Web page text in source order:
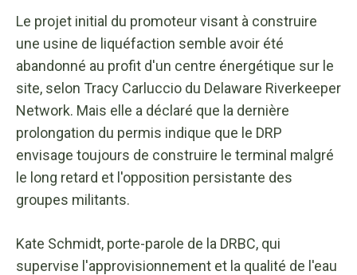
Le projet initial du promoteur visant à construire
une usine de liquéfaction semble avoir été
abandonné au profit d'un centre énergétique sur le
site, selon Tracy Carluccio du Delaware Riverkeeper
Network. Mais elle a déclaré que la dernière
prolongation du permis indique que le DRP
envisage toujours de construire le terminal malgré
le long retard et l'opposition persistante des
groupes militants.
Kate Schmidt, porte-parole de la DRBC, qui
supervise l'approvisionnement et la qualité de l'eau